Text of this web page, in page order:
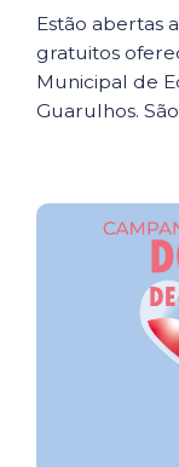
Estão abertas
gratuitos
Municipal de
Guarulhos.